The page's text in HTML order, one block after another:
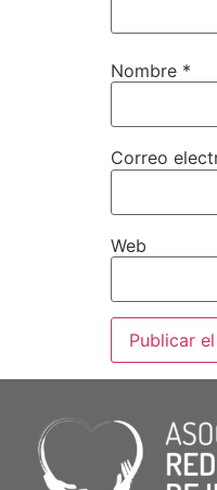
Nombre *
Correo
Web